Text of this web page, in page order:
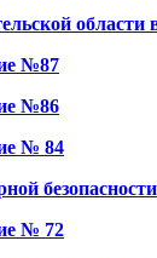
№87
№86
№ 84
№ 72